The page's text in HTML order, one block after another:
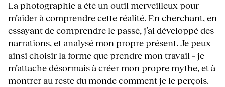
La photographie a été un outil merveilleux pour
m’aider à comprendre cette réalité. En cherchant, en
essayant de comprendre le passé, j’ai développé des
narrations, et analysé mon propre présent. Je peux
ainsi choisir la forme que prendre mon travail – je
m’attache désormais à créer mon propre mythe, et à
montrer au reste du monde comment je le perçois.